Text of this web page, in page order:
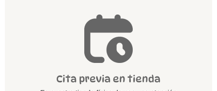
Cita previa en tienda